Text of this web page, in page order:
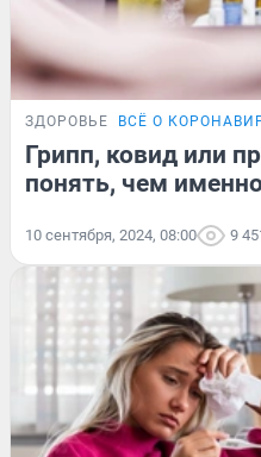
ЗДОРОВЬЕ ВСЁ О
Грипп, ковид или
понять, чем
10 сентября, 2024, 08:00 9